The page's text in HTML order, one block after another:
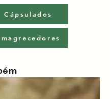
Cápsulados